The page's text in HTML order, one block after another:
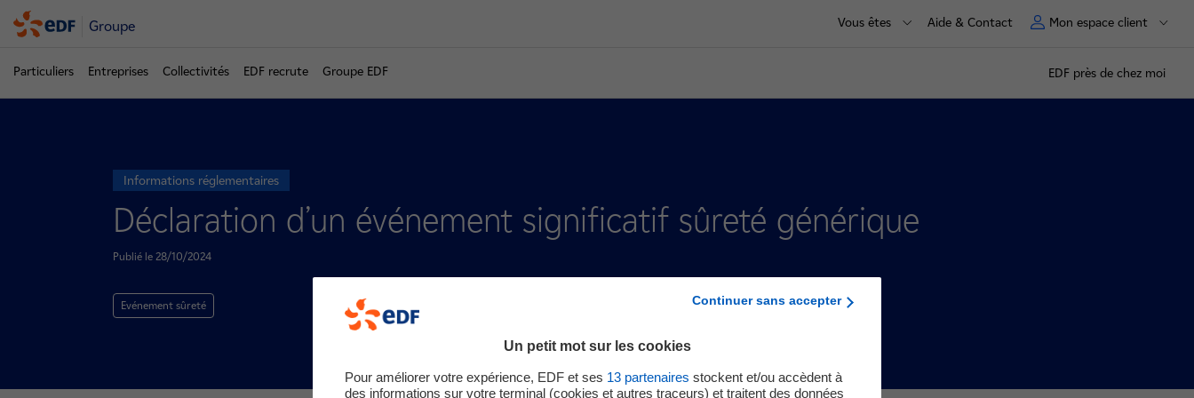
Groupe Vous êtes Aide & Contact Mon espace client
Particuliers Entreprises Collectivités EDF recrute Groupe EDF EDF près de chez moi
Informations réglementaires
Déclaration d’un événement significatif sûreté générique
Publié le 28/10/2024
Evénement sûreté Continuer sans accepter
Un petit mot sur les cookies
Pour améliorer votre expérience, EDF et ses 13 partenaires stockent et/ou accèdent à
des informations sur votre terminal (cookies et autres traceurs) et traitent des données